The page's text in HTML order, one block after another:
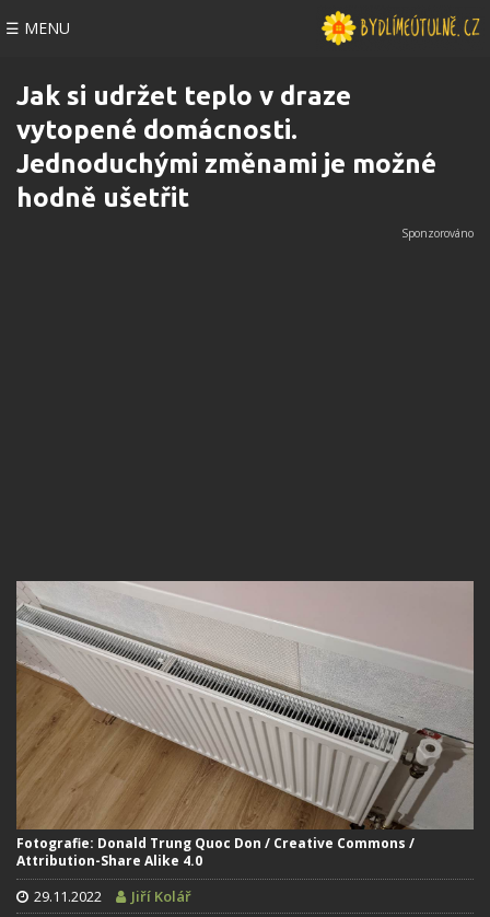
☰ MENU
Jak si udržet teplo v draze
vytopené domácnosti.
Jednoduchými změnami je možné
hodně ušetřit
Fotografie: Donald Trung Quoc Don / Creative Commons /
Attribution-Share Alike 4.0
29.11.2022 Jiří Kolář